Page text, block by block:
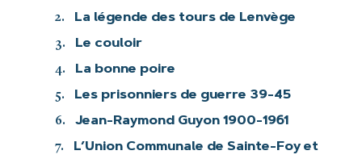
2.
La légende des tours de Lenvège
3.
Le couloir
4.
La bonne poire
5.
Les prisonniers de guerre 39-45
6.
Jean-Raymond Guyon 1900-1961
7.
L’Union Communale de Sainte-Foy et